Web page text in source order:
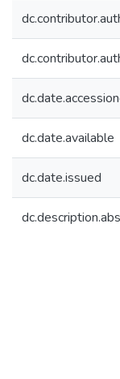
dc.date.available
dc.date.issued